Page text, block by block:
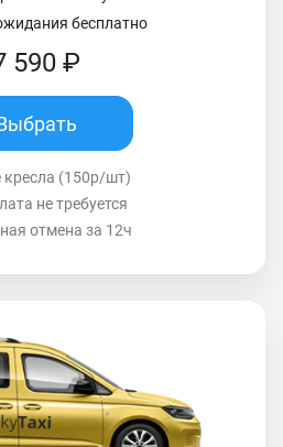
бесплатно
590 ₽
кресла (150р/шт)
не требуется
отмена за 12ч